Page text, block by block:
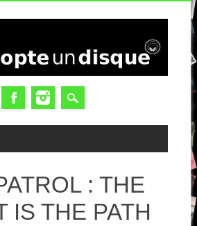
: THE
IS THE PATH